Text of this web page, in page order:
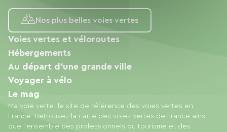
Nos plus belles voies vertes
Ma voie verte, le site de référence des voies vertes en
France. Retrouvez la carte des voies vertes de France ainsi
que l'ensemble des professionnels du tourisme et des
Voies vertes et véloroutes
Hébergements
Au départ d'une grande ville
Voyager à vélo
Le mag